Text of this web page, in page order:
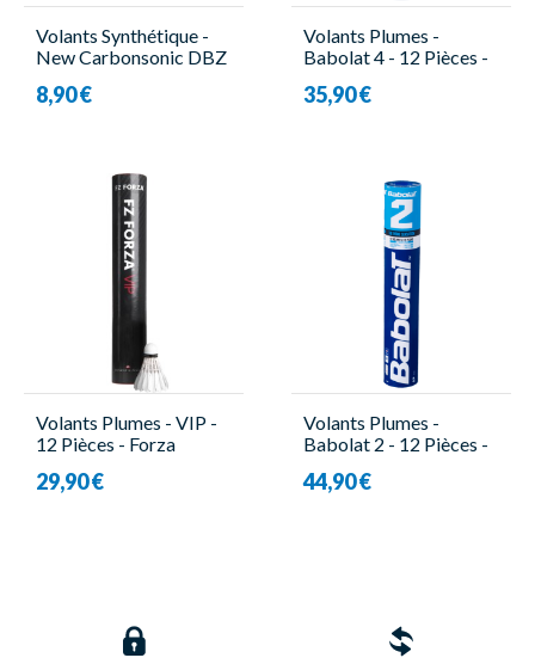
Volants Synthétique -
New Carbonsonic DBZ
8,90 €
Volants Plumes -
Babolat 4 - 12 Pièces -
35,90 €
Volants Plumes - VIP -
12 Pièces - Forza
29,90 €
Volants Plumes -
Babolat 2 - 12 Pièces -
44,90 €